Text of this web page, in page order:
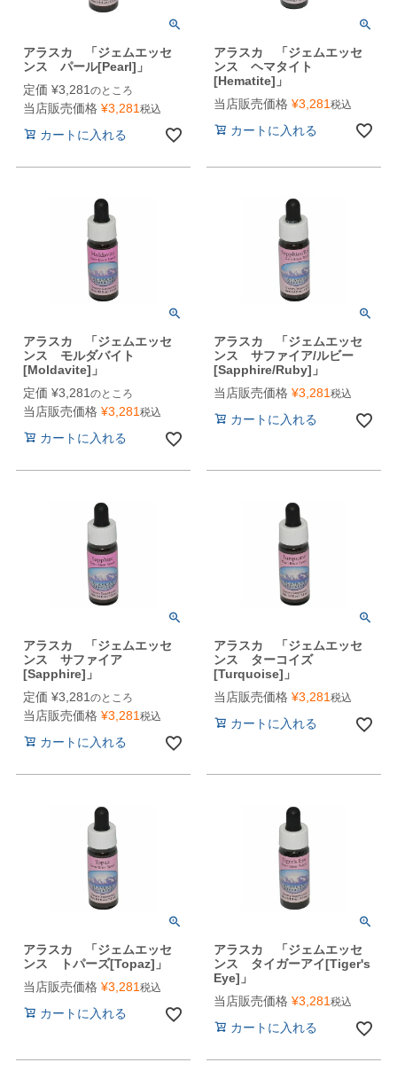
アラスカ 「ジェムエッセ
ンス パール[Pearl]」
定価 ¥3,281 のところ
当店販売価格 ¥3,281 税込
カートに入れる
アラスカ 「ジェムエッセ
ンス ヘマタイト
[Hematite]」
当店販売価格 ¥3,281 税込
カートに入れる
アラスカ 「ジェムエッセ
ンス モルダバイト
[Moldavite]」
定価 ¥3,281のところ
当店販売価格 ¥3,281税込
カートに入れる
アラスカ 「ジェムエッセ
ンス サファイア/ルビー
[Sapphire/Ruby]」
当店販売価格 ¥3,281税込
カートに入れる
アラスカ 「ジェムエッセ
ンス サファイア
[Sapphire]」
定価 ¥3,281のところ
当店販売価格 ¥3,281税込
カートに入れる
アラスカ 「ジェムエッセ
ンス ターコイズ
[Turquoise]」
当店販売価格 ¥3,281税込
カートに入れる
アラスカ 「ジェムエッセ
ンス トパーズ[Topaz]」
当店販売価格 ¥3,281税込
カートに入れる
アラスカ 「ジェムエッセ
ンス タイガーアイ[Tiger's
Eye]」
当店販売価格 ¥3,281税込
カートに入れる